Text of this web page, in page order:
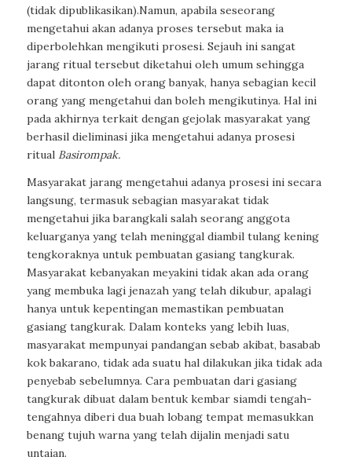
(tidak dipublikasikan).Namun, apabila seseorang
mengetahui akan adanya proses tersebut maka ia
diperbolehkan mengikuti prosesi. Sejauh ini sangat
jarang ritual tersebut diketahui oleh umum sehingga
dapat ditonton oleh orang banyak, hanya sebagian kecil
orang yang mengetahui dan boleh mengikutinya. Hal ini
pada akhirnya terkait dengan gejolak masyarakat yang
berhasil dieliminasi jika mengetahui adanya prosesi
ritual Basirompak.
Masyarakat jarang mengetahui adanya prosesi ini secara
langsung, termasuk sebagian masyarakat tidak
mengetahui jika barangkali salah seorang anggota
keluarganya yang telah meninggal diambil tulang kening
tengkoraknya untuk pembuatan gasiang tangkurak.
Masyarakat kebanyakan meyakini tidak akan ada orang
yang membuka lagi jenazah yang telah dikubur, apalagi
hanya untuk kepentingan memastikan pembuatan
gasiang tangkurak. Dalam konteks yang lebih luas,
masyarakat mempunyai pandangan sebab akibat, basabab
kok bakarano, tidak ada suatu hal dilakukan jika tidak ada
penyebab sebelumnya. Cara pembuatan dari gasiang
tangkurak dibuat dalam bentuk kembar siamdi tengah-
tengahnya diberi dua buah lobang tempat memasukkan
benang tujuh warna yang telah dijalin menjadi satu
untaian.